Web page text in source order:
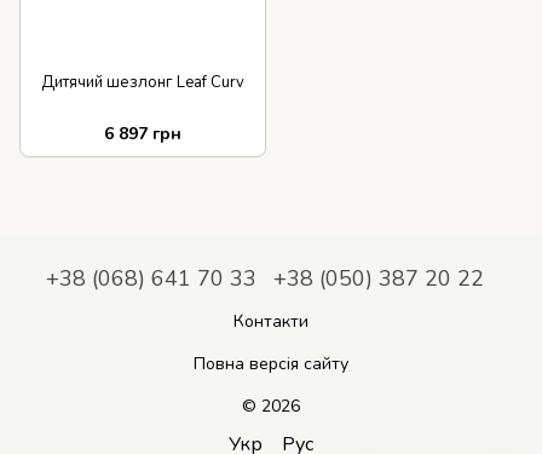
Дитячий шезлонг Leaf Curv
6 897 грн
+38 (068) 641 70 33 +38 (050) 387 20 22
Контакти
Повна версія сайту
© 2026
Укр Рус